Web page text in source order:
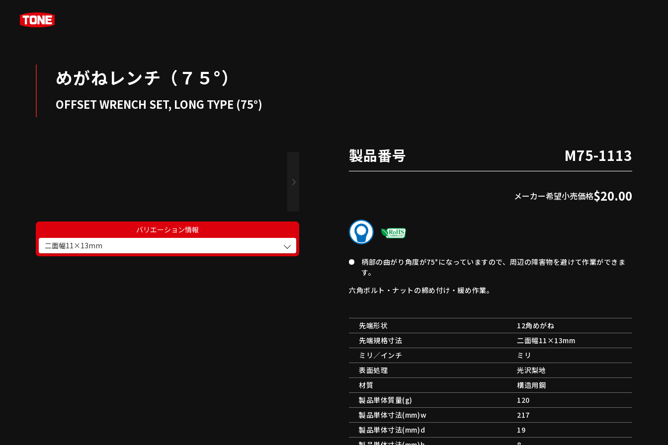
めがねレンチ（７５°）
OFFSET WRENCH SET, LONG TYPE (75°)
バリエーション情報
二面幅11×13mm
製品番号 M75-1113
メーカー希望小売価格$20.00
柄部の曲がり角度が75°になっていますので、周辺の障害物を避けて作業ができま
す。
六角ボルト・ナットの締め付け・緩め作業。
先端形状
12角めがね
先端規格寸法
二面幅11×13mm
ミリ／インチ
ミリ
表面処理
光沢梨地
材質
構造用鋼
製品単体質量(g)
120
製品単体寸法(mm)w
217
製品単体寸法(mm)d
19